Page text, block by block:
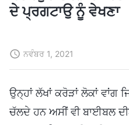
ਦੇ ਪ੍ਰਗਟਾਉ ਨੂੰ ਵੇਖਣਾ
ਨਵੰਬਰ 1, 2021
ਉਨ੍ਹਾਂ ਲੱਖਾਂ ਕਰੋੜਾਂ ਲੋਕਾਂ ਵਾਂਗ
ਚੱਲਦੇ ਹਨ ਅਸੀਂ ਵੀ ਬਾਈਬਲ